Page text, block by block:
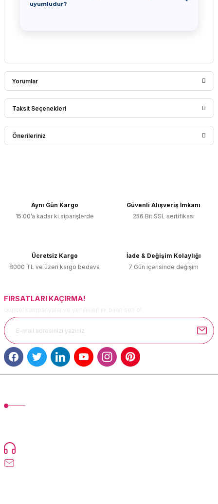
uyumludur?
Yorumlar
Bu ürüne ilk yorumu siz yapın!
Taksit Seçenekleri
Önerileriniz
Ürün resmi kalitesiz, bozuk veya görüntülenemiyor.
Ürün fiyatı diğer sitelerden daha pahalı.
Bu ürüne benzer farklı alternatifler olmalı.
Aynı Gün Kargo
15:00’a kadar ki siparişlerde
Güvenli Alışveriş İmkanı
256 Bit SSL sertifikası
Ücretsiz Kargo
8000 TL ve üzeri kargo bedava
İade & Değişim Kolaylığı
7 Gün içerisinde değişim
FIRSATLARI KAÇIRMA!